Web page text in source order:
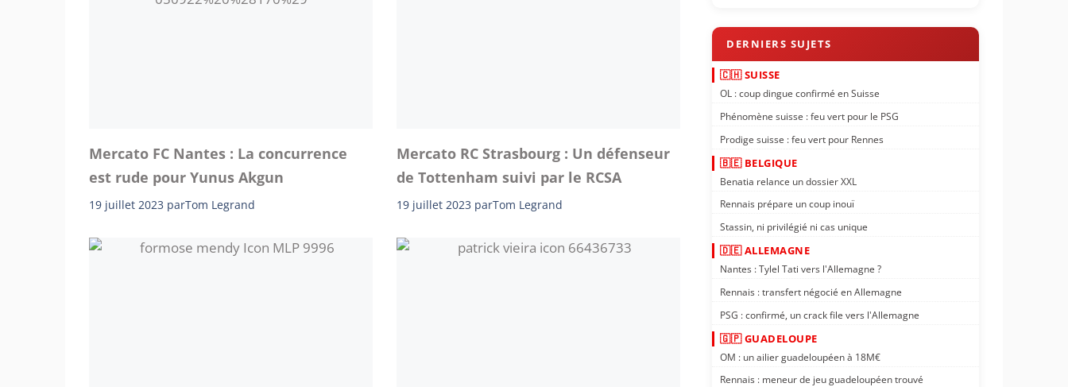
Mercato FC Nantes : La concurrence
est rude pour Yunus Akgun
19 juillet 2023 parTom Legrand
Mercato RC Strasbourg : Un défenseur
de Tottenham suivi par le RCSA
19 juillet 2023 parTom Legrand
🇨🇭 SUISSE
OL : coup dingue confirmé en Suisse
Phénomène suisse : feu vert pour le PSG
Prodige suisse : feu vert pour Rennes
🇧🇪 BELGIQUE
Benatia relance un dossier XXL
Rennais prépare un coup inouï
Stassin, ni privilégié ni cas unique
🇩🇪 ALLEMAGNE
Nantes : Tylel Tati vers l'Allemagne ?
Rennais : transfert négocié en Allemagne
PSG : confirmé, un crack file vers l'Allemagne
🇬🇵 GUADELOUPE
OM : un ailier guadeloupéen à 18M€
Rennais : meneur de jeu guadeloupéen trouvé